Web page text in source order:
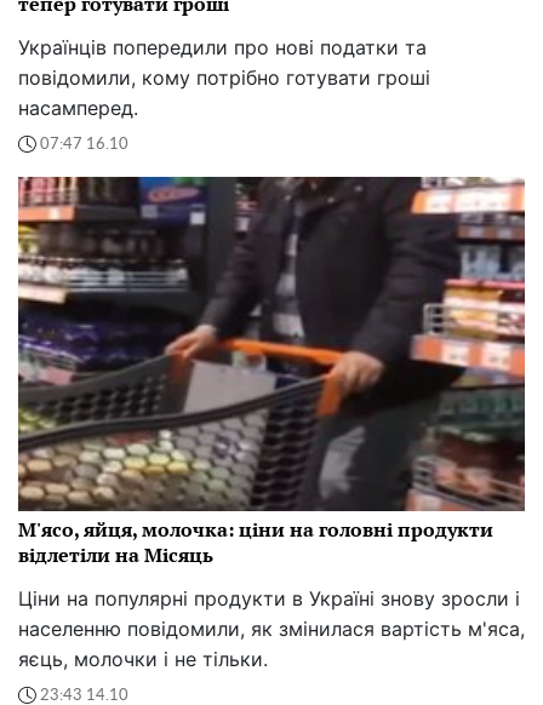
Українців попередили про нові податки та
повідомили, кому потрібно готувати гроші
насамперед.
07:47 16.10
М'ясо, яйця, молочка: ціни на головні продукти
відлетіли на Місяць
Ціни на популярні продукти в Україні знову зросли і
населенню повідомили, як змінилася вартість м'яса,
яєць, молочки і не тільки.
23:43 14.10